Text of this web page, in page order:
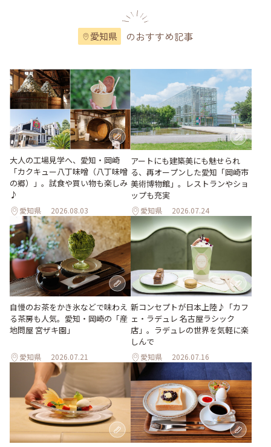
愛知県 のおすすめ記事
大人の工場見学へ、愛知・岡崎
「カクキュー八丁味噌（八丁味噌
の郷）」。試食や買い物も楽しみ
♪
愛知県 2026.08.03
アートにも建築美にも魅せられ
る、再オープンした愛知「岡崎市
美術博物館」。レストランやショ
ップも充実
愛知県 2026.07.24
自慢のお茶をかき氷などで味わえ
る茶房も人気。愛知・岡崎の「産
地問屋 宮ザキ園」
愛知県 2026.07.21
新コンセプトが日本上陸♪「カフ
ェ・ラデュレ 名古屋ラシック
店」。ラデュレの世界を気軽に楽
しんで
愛知県 2026.07.16